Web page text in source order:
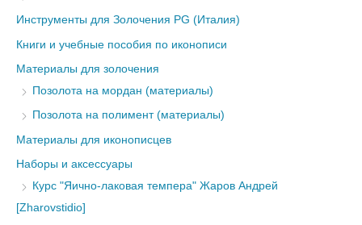
Инструменты для Золочения PG (Италия)
Книги и учебные пособия по иконописи
Материалы для золочения
Позолота на мордан (материалы)
Позолота на полимент (материалы)
Материалы для иконописцев
Наборы и аксессуары
Курс "Яично-лаковая темпера" Жаров Андрей
[Zharovstidio]